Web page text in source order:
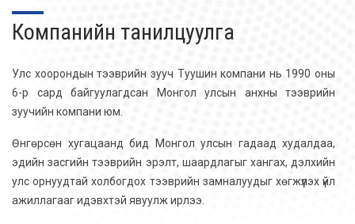
Компанийн танилцуулга
Улс хоорондын тээврийн зууч Туушин компани нь 1990 оны
6-р сард байгуулагдсан Монгол улсын анхны тээврийн
зуучийн компани юм.
Өнгөрсөн хугацаанд бид Монгол улсын гадаад худалдаа,
эдийн засгийн тээврийн эрэлт, шаардлагыг хангах, дэлхийн
улс орнуудтай холбогдох тээврийн замналуудыг хөгжүүлэх үйл
ажиллагааг идэвхтэй явуулж ирлээ.